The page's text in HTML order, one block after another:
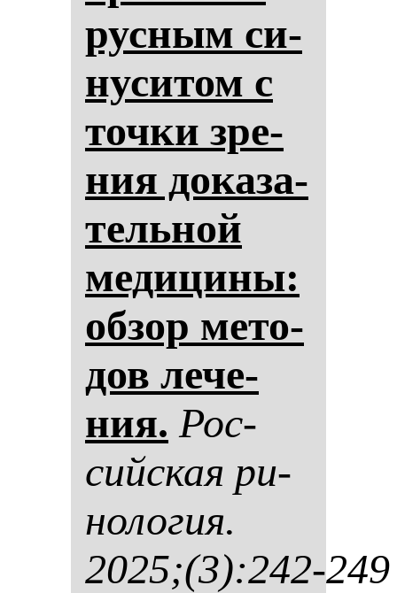
рус­ным си­
ну­си­том с
точ­ки зре­
ния до­ка­за­
тель­ной
ме­ди­ци­ны:
об­зор ме­то­
дов ле­че­
ния. Рос­
сий­ская ри­
но­ло­гия.
2025;(3):242-249